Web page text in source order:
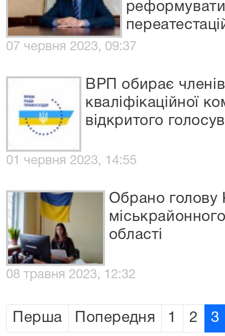
07 червня 2023, 09:37
ВРП обирає
кваліфікаційної
відкритого
01 червня 2023, 14:55
Обрано голову
області
08 травня 2023, 12:32
Перша Попередня 1 2 3